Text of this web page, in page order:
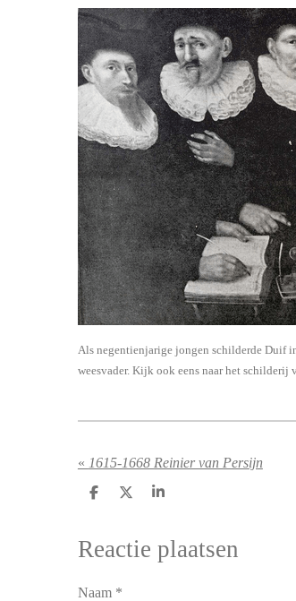
Als negentienjarige jongen schilderde Duif
weesvader. Kijk ook eens naar het schilderij
« 1615-1668 Reinier van Persijn
D
n
D
S
e
Reactie plaatsen
Naam *